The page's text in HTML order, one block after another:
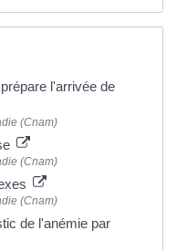
l'arrivée de
(Cnam)
(Cnam)
(Cnam)
de l'anémie par